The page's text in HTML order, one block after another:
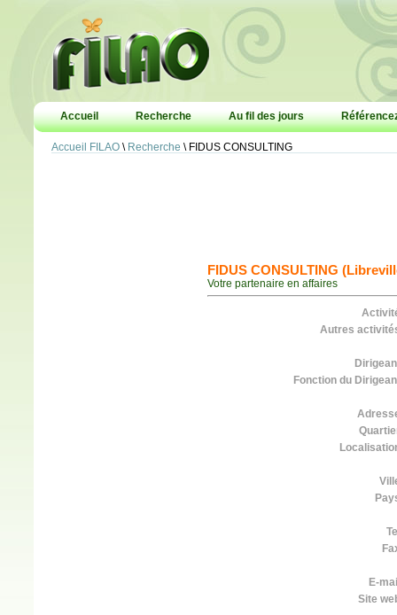
Accueil Recherche Au fil des jours
Accueil FILAO \ Recherche \ FIDUS CONSULTING
FIDUS CONSULTING
Votre partenaire en affaires
Autres
Fonction du
E-
Site